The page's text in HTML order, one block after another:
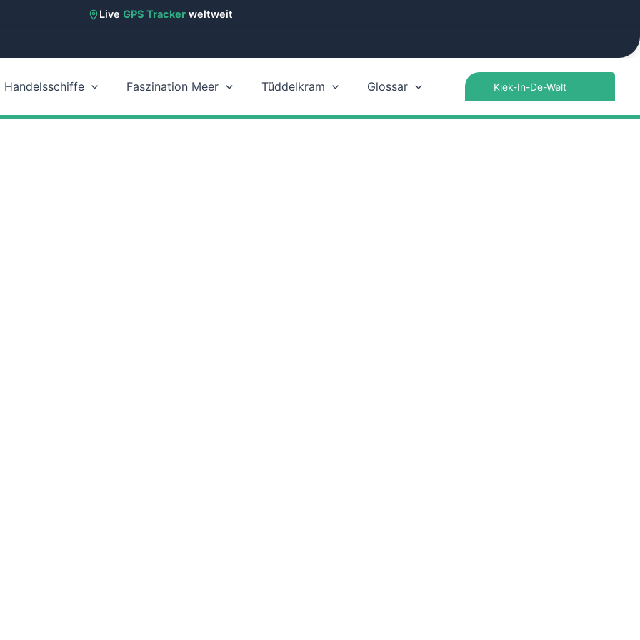
Live GPS Trackerweltweit
Handelsschiffe Faszination Meer Tüddelkram Glossar